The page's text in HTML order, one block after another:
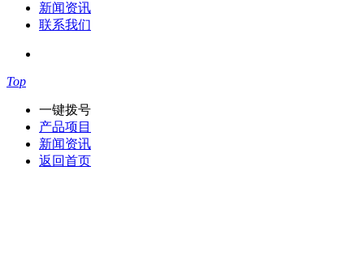
新闻资讯
联系我们
Top
一键拨号
产品项目
新闻资讯
返回首页